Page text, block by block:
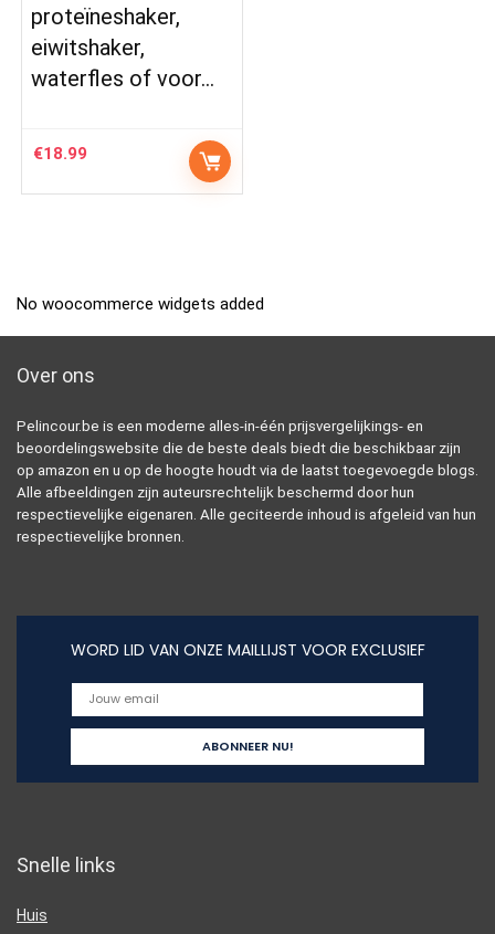
proteïneshaker,
eiwitshaker,
waterfles of voor…
€18.99
No woocommerce widgets added
Over ons
Pelincour.be is een moderne alles-in-één prijsvergelijkings- en
beoordelingswebsite die de beste deals biedt die beschikbaar zijn
op amazon en u op de hoogte houdt via de laatst toegevoegde blogs.
Alle afbeeldingen zijn auteursrechtelijk beschermd door hun
respectievelijke eigenaren. Alle geciteerde inhoud is afgeleid van hun
respectievelijke bronnen.
WORD LID VAN ONZE MAILLIJST VOOR EXCLUSIEF
Snelle links
Huis